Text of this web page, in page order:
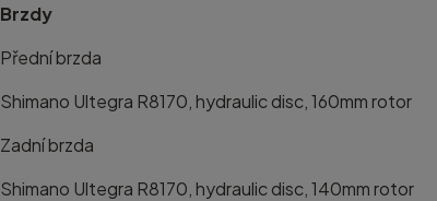
Brzdy
Přední brzda
Shimano Ultegra R8170, hydraulic disc, 160mm rotor
Zadní brzda
Shimano Ultegra R8170, hydraulic disc, 140mm rotor